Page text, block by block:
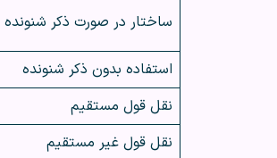
ساختار در صورت ذکر شنونده
استفاده بدون ذکر شنونده
نقل قول مستقیم
نقل قول غیر مستقیم